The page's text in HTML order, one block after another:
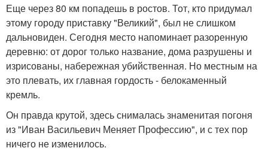
Еще через 80 км попадешь в ростов. Тот, кто придумал
этому городу приставку "Великий", был не слишком
дальновиден. Сегодня место напоминает разоренную
деревню: от дорог только название, дома разрушены и
изрисованы, набережная убийственная. Но местным на
это плевать, их главная гордость - белокаменный
кремль.
Он правда крутой, здесь снималась знаменитая погоня
из "Иван Васильевич Меняет Профессию", и с тех пор
ничего не изменилось.